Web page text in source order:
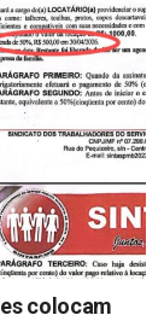
colocam